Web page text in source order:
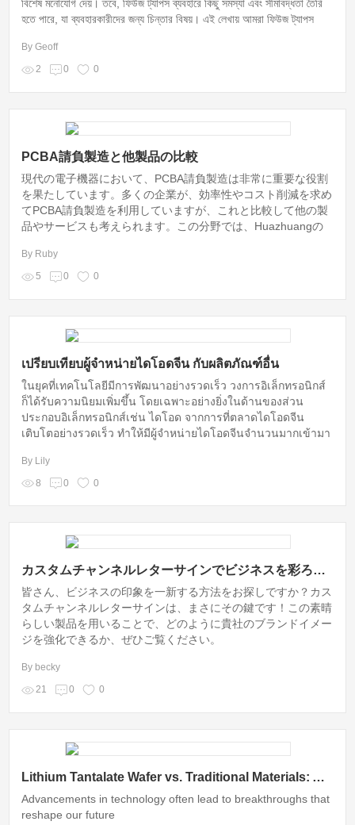
বিশেষ মনোযোগ দেয়। তবে, ফিউজ ট্যাপস ব্যবহারে কিছু সমস্যা এবং সীমাবদ্ধতা তৈরি
হতে পারে, যা ব্যবহারকারীদের জন্য চিন্তার বিষয়। এই লেখায় আমরা ফিউজ ট্যাপস
By Geoff
2
0 0
PCBA請負製造と他製品の比較
現代の電子機器において、PCBA請負製造は非常に重要な役割
を果たしています。多くの企業が、効率性やコスト削減を求め
てPCBA請負製造を利用していますが、これと比較して他の製
品やサービスも考えられます。この分野では、Huazhuangの
優れた製品を提供しています。
By Ruby
5
0 0
เปรียบเทียบผู้จำหน่ายไดโอดจีน กับผลิตภัณฑ์อื่น
ในยุคที่เทคโนโลยีมีการพัฒนาอย่างรวดเร็ว วงการอิเล็กทรอนิกส์
ก็ได้รับความนิยมเพิ่มขึ้น โดยเฉพาะอย่างยิ่งในด้านของส่วน
ประกอบอิเล็กทรอนิกส์เช่น ไดโอด จากการที่ตลาดไดโอดจีน
เติบโตอย่างรวดเร็ว ทำให้มีผู้จำหน่ายไดโอดจีนจำนวนมากเข้ามา
เป็นแบรนด์ที่ได้รับการยอมรับในวงการนี้
By Lily
8
0 0
カスタムチャンネルレターサインでビジネスを彩ろう！
皆さん、ビジネスの印象を一新する方法をお探しですか？カス
タムチャンネルレターサインは、まさにその鍵です！この素晴
らしい製品を用いることで、どのように貴社のブランドイメー
ジを強化できるか、ぜひご覧ください。
By becky
21
0 0
Lithium Tantalate Wafer vs. Traditional Materials: A Quantum Communication Showdown
Advancements in technology often lead to breakthroughs that
reshape our future